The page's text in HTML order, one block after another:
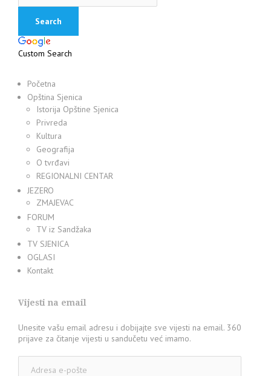
Custom Search
Početna
Opština Sjenica
Istorija Opštine Sjenica
Privreda
Kultura
Geografija
O tvrđavi
REGIONALNI CENTAR
JEZERO
ZMAJEVAC
FORUM
TV iz Sandžaka
TV SJENICA
OGLASI
Kontakt
Vijesti na email
Unesite vašu email adresu i dobijajte sve vijesti na email. 360
prijave za čitanje vijesti u sandučetu već imamo.